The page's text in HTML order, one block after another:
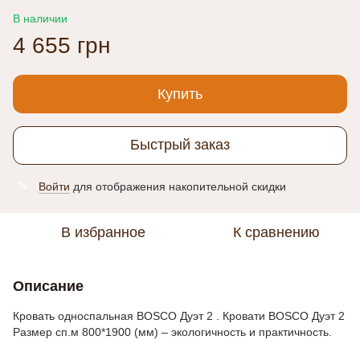
В наличии
4 655 грн
Купить
Быстрый заказ
Войти для отображения накопительной скидки
В избранное К сравнению
Описание
Кровать односпальная BOSCO Дуэт 2 . Кровати BOSCO Дуэт 2
Размер сп.м 800*1900 (мм) – экологичность и практичность.